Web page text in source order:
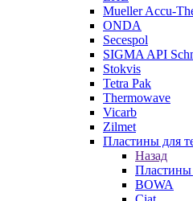
Mueller Accu-
ONDA
Secespol
SIGMA API
Stokvis
Tetra Pak
Thermowave
Vicarb
Zilmet
Пластины для
Назад
Пластины
BOWA